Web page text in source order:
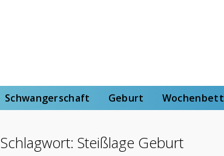
Schwangerschaft Geburt Wochenbett
Schlagwort: Steißlage Geburt